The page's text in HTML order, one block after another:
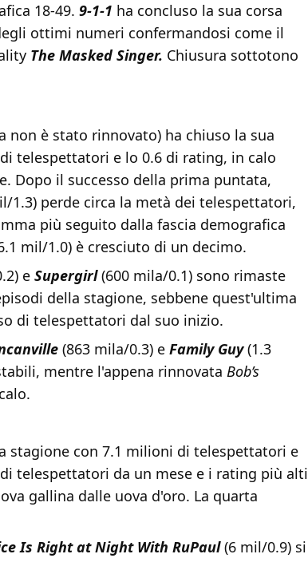
18-49. 9-1-1 ha concluso la sua corsa
ottimi numeri confermandosi come il
The Masked Singer. Chiusura sottotono
non è stato rinnovato) ha chiuso la sua
telespettatori e lo 0.6 di rating, in calo
Dopo il successo della prima puntata,
1.3) perde circa la metà dei telespettatori,
più seguito dalla fascia demografica
mil/1.0) è cresciuto di un decimo.
e Supergirl(600 mila/0.1) sono rimaste
della stagione, sebbene quest'ultima
di telespettatori dal suo inizio.
(863 mila/0.3) e Family Guy(1.3
mentre l'appena rinnovata Bob’s
stagione con 7.1 milioni di telespettatori e
telespettatori da un mese e i rating più alti
gallina dalle uova d'oro. La quarta
Is Right at Night With RuPaul(6 mil/0.9) si